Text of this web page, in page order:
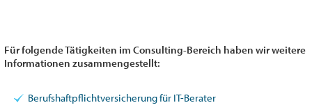
Für folgende Tätigkeiten im Consulting-Bereich haben wir weitere
Informationen zusammengestellt:
Berufshaftpflichtversicherung für IT-Berater